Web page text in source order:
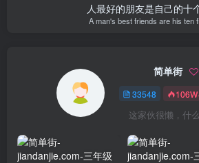
人最好的朋友是自己的十
A man's best friends are his ten
简单街
33548
这家伙很懒，什